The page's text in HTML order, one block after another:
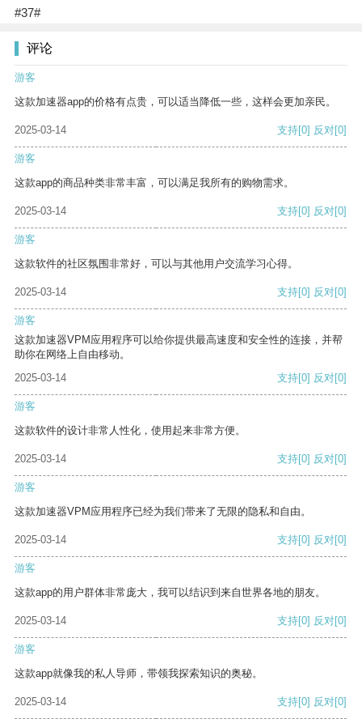
#37#
评论
游客
这款加速器app的价格有点贵，可以适当降低一些，这样会更加亲民。
2025-03-14 支持[0] 反对[0]
游客
这款app的商品种类非常丰富，可以满足我所有的购物需求。
2025-03-14 支持[0] 反对[0]
游客
这款软件的社区氛围非常好，可以与其他用户交流学习心得。
2025-03-14 支持[0] 反对[0]
游客
这款加速器VPM应用程序可以给你提供最高速度和安全性的连接，并帮
助你在网络上自由移动。
2025-03-14
支持[0] 反对[0]
游客
这款软件的设计非常人性化，使用起来非常方便。
2025-03-14 支持[0] 反对[0]
游客
这款加速器VPM应用程序已经为我们带来了无限的隐私和自由。
2025-03-14 支持[0] 反对[0]
游客
这款app的用户群体非常庞大，我可以结识到来自世界各地的朋友。
2025-03-14 支持[0] 反对[0]
游客
这款app就像我的私人导师，带领我探索知识的奥秘。
2025-03-14 支持[0] 反对[0]